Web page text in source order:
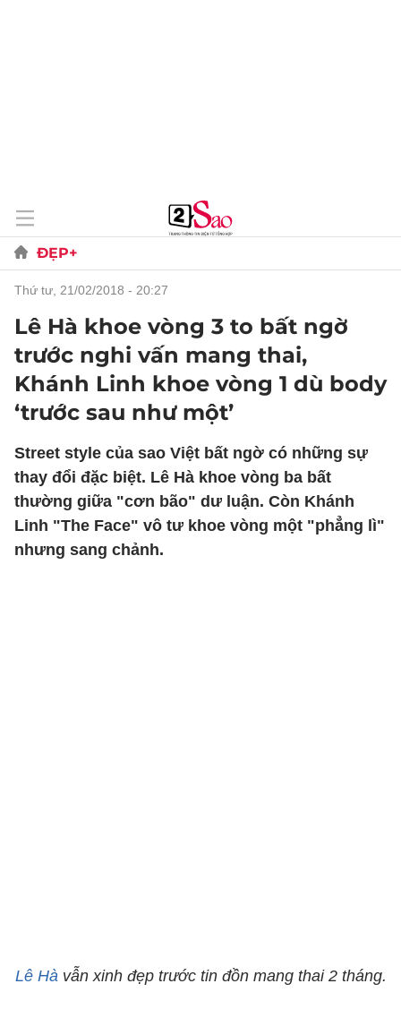
ĐẸP+
thứ tư, 21/02/2018 - 20:27
Lê Hà khoe vòng 3 to bất ngờ
trước nghi vấn mang thai,
Khánh Linh khoe vòng 1 dù body
‘trước sau như một’
Street style của sao Việt bất ngờ có những sự
thay đổi đặc biệt. Lê Hà khoe vòng ba bất
thường giữa "cơn bão" dư luận. Còn Khánh
Linh "The Face" vô tư khoe vòng một "phẳng lì"
nhưng sang chảnh.
Lê Hàvẫn xinh đẹp trước tin đồn mang thai 2 tháng.